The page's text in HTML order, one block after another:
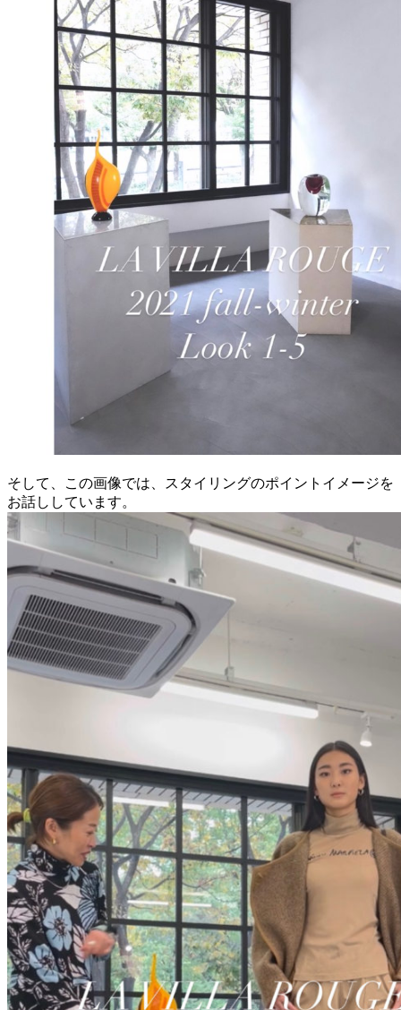
そして、この画像では、スタイリングのポイントイメージを
お話ししています。